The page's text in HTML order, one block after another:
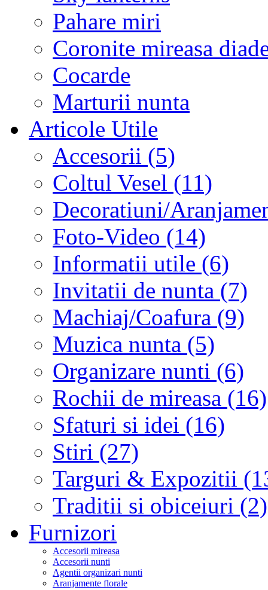
Pahare miri
Coronite mireasa
Cocarde
Marturii nunta
Articole Utile
Accesorii (5)
Coltul Vesel (11)
Decoratiuni/
Foto-Video (14)
Informatii utile (6)
Invitatii de nunta (7)
Machiaj/Coafura (9)
Muzica nunta (5)
Organizare nunti (6)
Rochii de mireasa (16)
Sfaturi si idei (16)
Stiri (27)
Targuri & Expozitii
Traditii si obiceiuri (2)
Furnizori
Accesorii mireasa
Accesorii nunti
Agentii organizari nunti
Aranjamente florale